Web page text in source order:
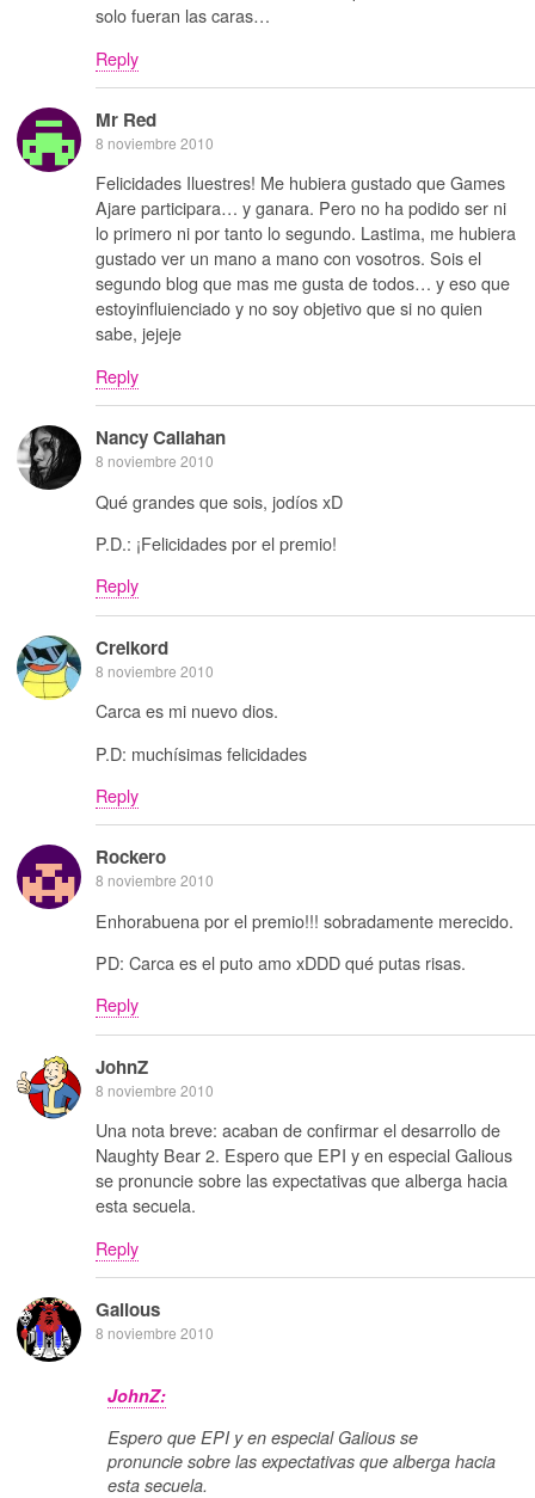
solo fueran las caras…
Reply
Mr Red
8 noviembre 2010
Felicidades Iluestres! Me hubiera gustado que Games
Ajare participara… y ganara. Pero no ha podido ser ni
lo primero ni por tanto lo segundo. Lastima, me hubiera
gustado ver un mano a mano con vosotros. Sois el
segundo blog que mas me gusta de todos… y eso que
estoyinfluienciado y no soy objetivo que si no quien
sabe, jejeje
Reply
Nancy Callahan
8 noviembre 2010
Qué grandes que sois, jodíos xD
P.D.: ¡Felicidades por el premio!
Reply
Creikord
8 noviembre 2010
Carca es mi nuevo dios.
P.D: muchísimas felicidades
Reply
Rockero
8 noviembre 2010
Enhorabuena por el premio!!! sobradamente merecido.
PD: Carca es el puto amo xDDD qué putas risas.
Reply
JohnZ
8 noviembre 2010
Una nota breve: acaban de confirmar el desarrollo de
Naughty Bear 2. Espero que EPI y en especial Galious
se pronuncie sobre las expectativas que alberga hacia
esta secuela.
Reply
Galious
8 noviembre 2010
JohnZ:
Espero que EPI y en especial Galious se
pronuncie sobre las expectativas que alberga hacia
esta secuela.